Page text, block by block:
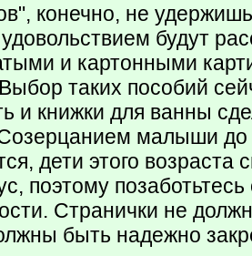
конечно, не
будут
и картонными
таких пособий
и книжки для ванны
малыши до
дети этого возраста
поэтому позаботьтесь
Странички не
быть надежно